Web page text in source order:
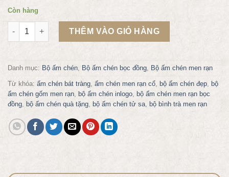
Còn hàng
Bộ ấm chén men rạn bọc đồng gốm Bát tràng NV4401 số lượng
THÊM VÀO GIỎ HÀNG
Danh mục: Bộ ấm chén, Bộ ấm chén bọc đồng, Bộ ấm chén men rạn
Từ khóa: ấm chén bát tràng, ấm chén men rạn cổ, bộ ấm chén đẹp, bộ
ấm chén gốm men rạn, bộ ấm chén inlogo, bộ ấm chén men rạn bọc
đồng, bộ ấm chén quà tặng, bộ ấm chén tử sa, bộ bình trà men rạn